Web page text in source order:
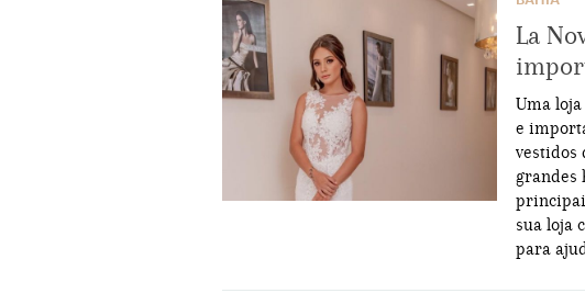
La
Uma
e
vestidos
grandes
sua loja
para